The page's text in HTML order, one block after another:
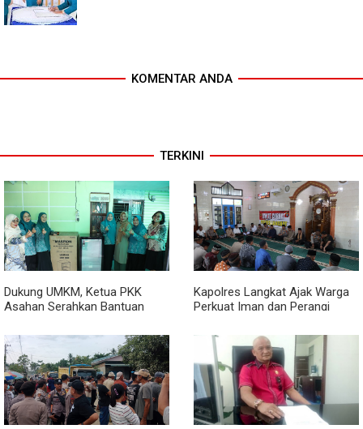
KOMENTAR ANDA
TERKINI
Dukung UMKM, Ketua PKK
Asahan Serahkan Bantuan
Sentang
Kapolres Langkat Ajak Warga
Perkuat Iman dan Perangi
Curhat